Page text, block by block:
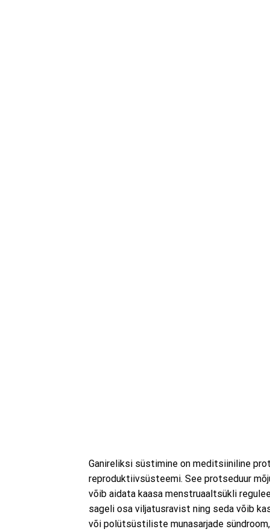
Ganireliksi süstimine on meditsiiniline
reproduktiivsüsteemi. See protseduur
võib aidata kaasa menstruaaltsükli
sageli osa viljatusravist ning seda võib
või polütsüstiliste munasarjade